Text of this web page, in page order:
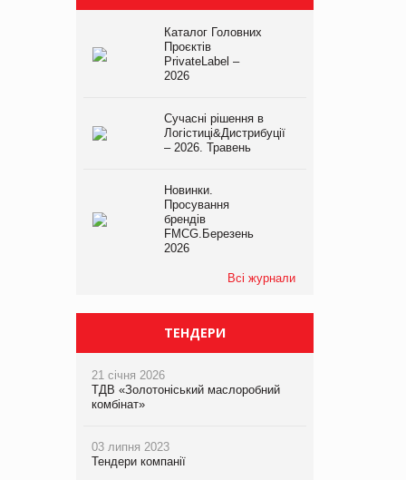
Каталог Головних
Проєктів
PrivateLabel –
2026
Сучасні рішення в
Логістиці&Дистрибуції
– 2026. Травень
Новинки.
Просування
брендів
FMCG.Березень
2026
Всі журнали
ТЕНДЕРИ
21 січня 2026
ТДВ «Золотоніський маслоробний
комбінат»
03 липня 2023
Тендери компанії